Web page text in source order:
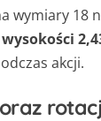
wymiary 18
akcji.